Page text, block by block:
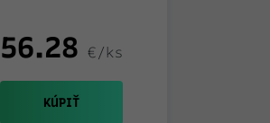
56.28 €/ks
KÚPIŤ